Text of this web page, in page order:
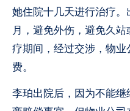
她住院十几天进行治疗
月，避免外伤，避免久
疗期间，经过交涉，物
费。
李珀出院后，因为不能